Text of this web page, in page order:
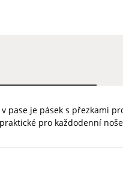
pase je pásek s přezkami
pro každodenní